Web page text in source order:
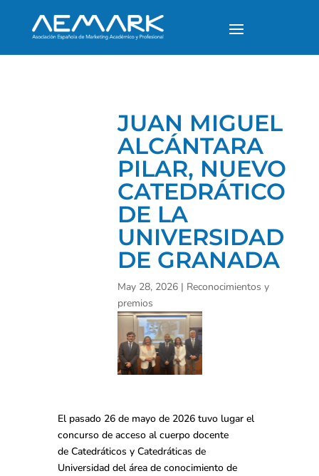
JUAN MIGUEL
ALCÁNTARA
PILAR, NUEVO
CATEDRÁTICO
DE LA
UNIVERSIDAD
DE GRANADA
May 28, 2026| Reconocimientos y
premios
El pasado 26 de mayo de 2026 tuvo lugar el
concurso de acceso al cuerpo docente
de Catedráticos y Catedráticas de
Universidad del área de conocimiento de